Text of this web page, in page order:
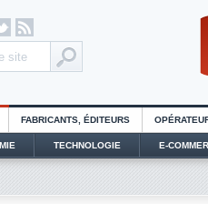
FABRICANTS, ÉDITEURS
TECHNOLOGIE E-